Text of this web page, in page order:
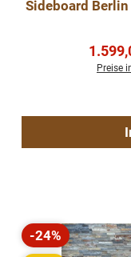
Sideboard
Preise
Rabatt
-24%